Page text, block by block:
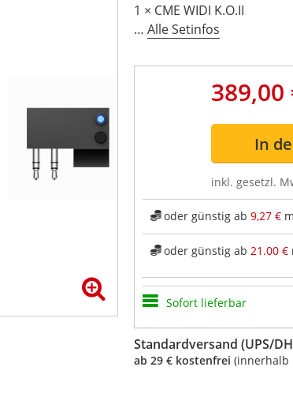
1 × CME WIDI K.O.II
… Alle Setinfos
389,00
In
inkl. gesetzl.
oder günstig ab 9,27 €
oder günstig ab 21.00 €
Sofort lieferbar
Standardversand (UPS/
ab 29 € kostenfrei (innerhalb